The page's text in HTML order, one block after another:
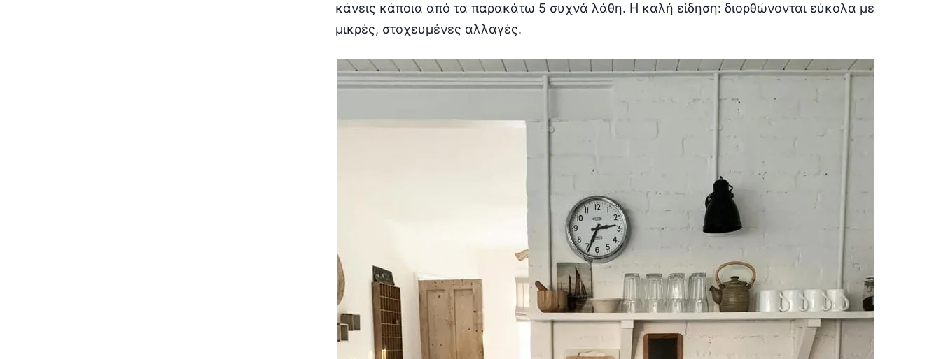
κάνεις κάποια από τα παρακάτω 5 συχνά λάθη. Η καλή είδηση: διορθώνονται εύκολα με
μικρές, στοχευμένες αλλαγές.